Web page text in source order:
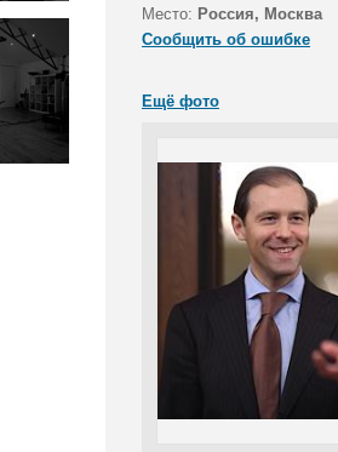
Место: Россия, Москва
Сообщить об ошибке
Ещё фото